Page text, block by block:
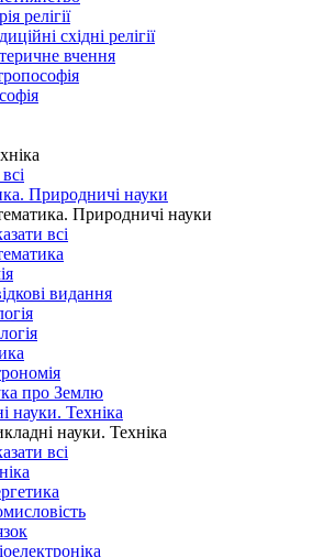
релігії
східні релігії
вчення
Природничі науки
Природничі науки
всі
видання
про Землю
науки. Техніка
науки. Техніка
всі